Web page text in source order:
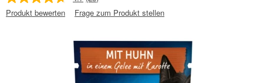
Produkt bewerten
Frage zum Produkt stellen